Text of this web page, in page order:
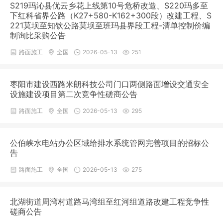
S219玛沁县优云乡花上线第10号危桥改造、S220玛多至
下红科省界公路（K27+580-K162+300段）改建工程、S
221莫坝至知钦公路莫坝至班玛县界段工程-清单控制价编
制询比采购公告
路面施工 全国 2026-05-13 251
枣阳市建设西路米朗科技公司门口两侧路面增设交通安全
设施建设项目第二次竞争性磋商公告
路面施工 全国 2026-05-13 295
公伯峡水电站办公区域给排水系统管网完善项目的招标公
告
路面施工 全国 2026-05-13 275
北湖街道周湾村道路马湾组至红河组道路改建工程竞争性
磋商公告